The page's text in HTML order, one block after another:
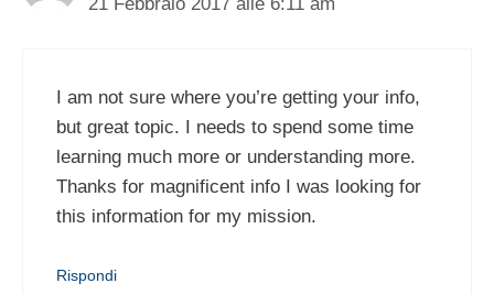
I am not sure where you’re getting your info,
but great topic. I needs to spend some time
learning much more or understanding more.
Thanks for magnificent info I was looking for
this information for my mission.
Rispondi